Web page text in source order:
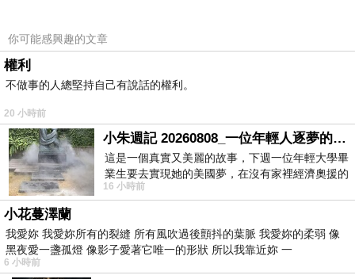
前幾天在逛街的時候看到
且正打算買【天母嚴選】訂製5折-原價599-MIT撞色拼接刺
繡彈力Polo衫-男款(共三色)
但是我想【天母嚴選】訂製5折-原價599-MIT撞色拼接刺繡
彈力Polo衫-男款(共三色)
【天母嚴選】訂製5折-原價599-MIT撞色拼接刺繡彈力Polo
衫-男款(共三色)
你可能感興趣的文章
權利
不做事的人總堅持自己有說話的權利。
20 小時前
小朱週記 20260808_一位年輕人逐夢的真實故事
這是一個真實又美麗的故事，下週一位年輕大學畢
業生要去實現她的美國夢，在沒有家裡經濟奧援的
情況下，靠著自我努力工作累積出國基
16 小時前
小花蔓澤蘭
我愛妳 我愛妳所有的裂縫 所有風吹過後顫抖的葉脈 我愛妳的柔弱 像
黑夜愛一盞孤燈 像影子愛著它唯一的形狀 所以我靠近妳 一
6 小時前